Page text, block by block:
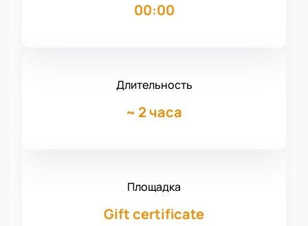
00:00
Длительность
~ 2 часа
Площадка
Gift certificate